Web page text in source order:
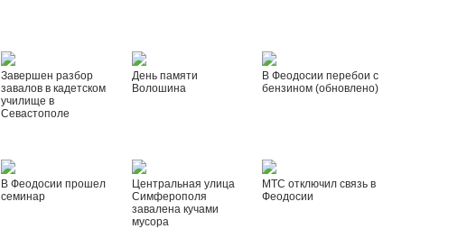
Завершен разбор
завалов в кадетском
училище в
Севастополе
День памяти
Волошина
В Феодосии перебои с
бензином (обновлено)
В Феодосии прошел
семинар
Центральная улица
Симферополя
завалена кучами
мусора
МТС отключил связь в
Феодосии